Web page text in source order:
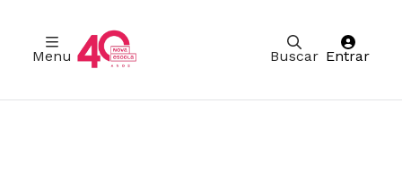
Buscar
Menu Entrar